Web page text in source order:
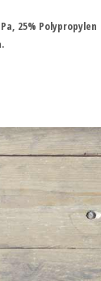
25% Polypropylen